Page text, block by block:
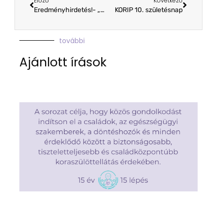
Eredményhirdetés!- „A PADON – apa születik” – Mórahalom
KORIP 10. születésnap
további
Ajánlott írások